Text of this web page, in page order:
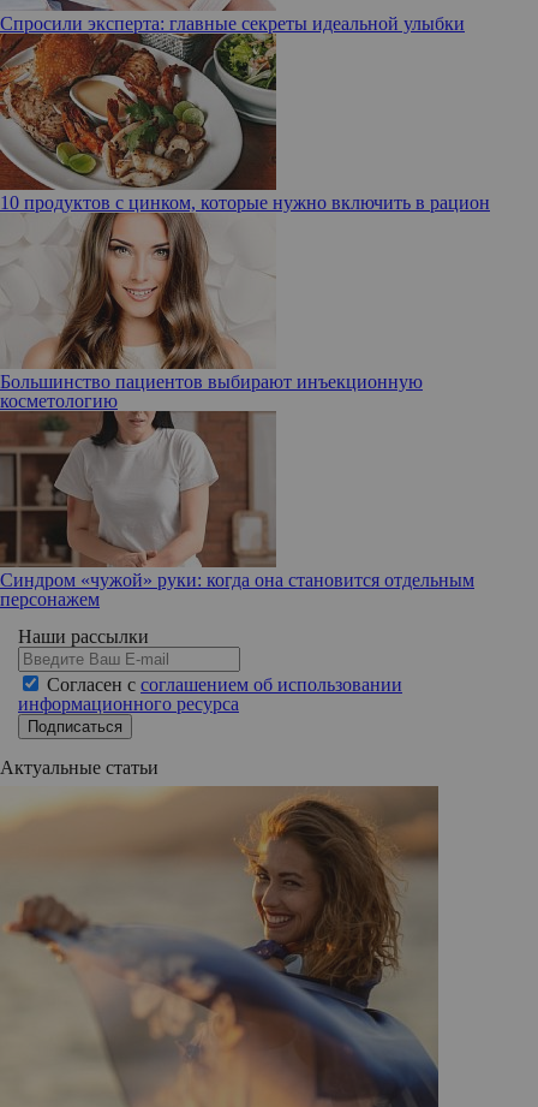
Спросили эксперта: главные секреты идеальной улыбки
10 продуктов с цинком, которые нужно включить в рацион
Большинство пациентов выбирают инъекционную
косметологию
Синдром «чужой» руки: когда она становится отдельным
персонажем
Наши рассылки
Согласен с соглашением об использовании
информационного ресурса
Подписаться
Актуальные статьи